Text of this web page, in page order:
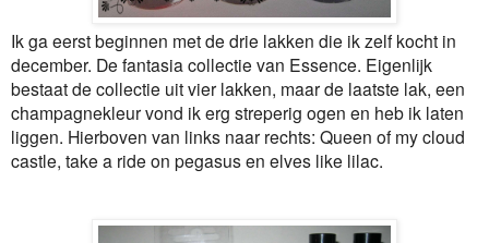
Ik ga eerst beginnen met de drie lakken die ik zelf kocht in
december. De fantasia collectie van Essence. Eigenlijk
bestaat de collectie uit vier lakken, maar de laatste lak, een
champagnekleur vond ik erg streperig ogen en heb ik laten
liggen. Hierboven van links naar rechts: Queen of my cloud
castle, take a ride on pegasus en elves like lilac.